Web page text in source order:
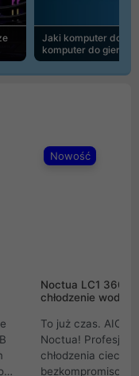
Jaki komputer do
komputer do gier |
Nowość
Noctua LC1
chłodzenie wodne
To już czas. AIO
Noctua!
chłodzenia cieczą